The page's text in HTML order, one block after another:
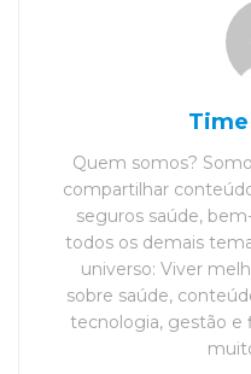
Time
Quem somos?
compartilhar
seguros saúde,
todos os demais
universo: Viver
sobre saúde,
tecnologia, gestão e